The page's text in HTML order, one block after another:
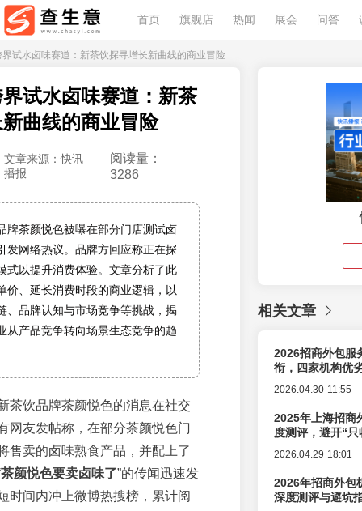
首页 旗舰店 热闻 展会 问答
试水卤味赛道：新茶饮探寻增长新曲线的商业冒险
试水卤味赛道：新茶
曲线的商业冒险
文章来源：快讯
播报
阅读量：
3286
牌茶颜悦色被曝在部分门店测试卤
发网络热议。品牌方回应称正在探
式以提升消费体验。文章分析了此
价、延长消费时段的商业逻辑，以
、品牌认知与市场竞争等挑战，揭
从产品竞争转向场景生态竞争的趋
茶饮品牌茶颜悦色的消息在社交
网友发帖称，在部分茶颜悦色门
售卖的卤味熟食产品，并配上了
茶颜悦色要卖卤味了”的传闻迅速发
时间内冲上微博热搜榜，累计阅
相关文章
2026招商外包服
衔，四家机构优
2026.04.30 11:55
2025年上海招商
度测评，避开“
2026.04.29 18:01
2026年招商外包
深度测评与避坑